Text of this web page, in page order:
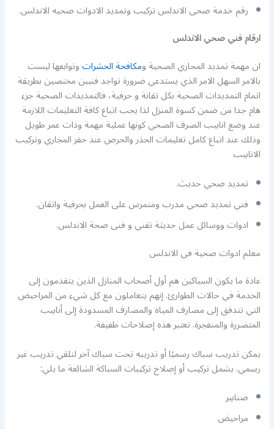
رقم خدمة صحى الاندلس تركيب وتمديد الادوات صحيه الاندلس.
ارقام فني صحي الاندلس
ان مهمة تمديد المجاري الصحية ومكافحة الحشراتوتوابعها ليست
بالامر السهل الامر الذي يستدعي ضرورة تواجد فنيين مختصين بطريقة
اتمام التمديدات الصحية بكل تقانة و حرفية، فالتمديدات الصحية جزء
هام جدا من ضمن كسوة المنزل لذا يجب اتباع كافة التعليمات اللازمة
عند وضع انابيب الصرف الصحي كونها عملية مهمة وذات عمر طويل
وذلك عند اتباع كامل تعليمات الحذر والحرص عند حفر المجاري وتركيب
الانابيب
تمديد صحي حديث.
فني تمديد صحي مدرب ومتمرس على العمل بحرفية واتقان.
ادوات ووسائل عمل حديثة تقني و فنى صحة الاندلس.
معلم ادوات صحية في الاندلس
عادة ما يكون السباكين هم أول أصحاب المنازل الذين يتقدمون إلى
الخدمة في حالات الطوارئ. إنهم يتعاملون مع كل شيء من المراحيض
التي تتدفق إلى مصارف المياه والمصارف المسدودة إلى أنابيب
المتضررة والمنفجرة. تعتبر هذه إصلاحات طفيفة.
يمكن تدريب سباك رسميًا أو تدريبه تحت سباك آخر لتلقي تدريب غير
رسمي. يشمل تركيب أو إصلاح تركيبات السباكة الشائعة ما يلي:
صنابير
مراحيض